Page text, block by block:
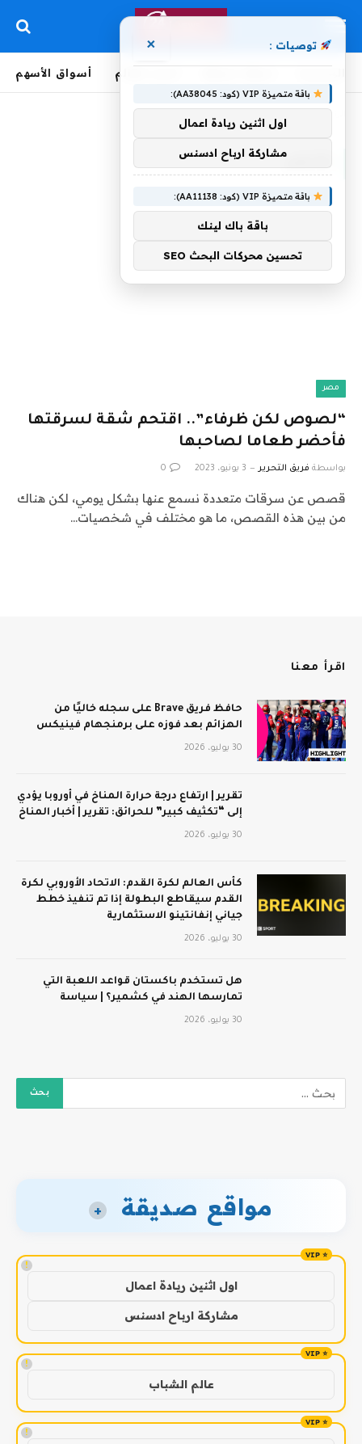
أخبار العالم أسواق الأسهم
فأحضر
مصر
“لصوص لكن ظرفاء”.. اقتحم شقة لسرقتها
فأحضر طعاما لصاحبها
بواسطة فريق التحرير 3 يونيو، 2023 0
قصص عن سرقات متعددة نسمع عنها بشكل يومي، لكن هناك
من بين هذه القصص، ما هو مختلف في شخصيات…
اقرأ معنا
حافظ فريق Brave على سجله خاليًا من
الهزائم بعد فوزه على برمنجهام فينيكس
30 يوليو، 2026
تقرير | ارتفاع درجة حرارة المناخ في أوروبا يؤدي
إلى “تكثيف كبير” للحرائق: تقرير | أخبار المناخ
30 يوليو، 2026
كأس العالم لكرة القدم: الاتحاد الأوروبي لكرة
القدم سيقاطع البطولة إذا تم تنفيذ خطط
جياني إنفانتينو الاستثمارية
30 يوليو، 2026
هل تستخدم باكستان قواعد اللعبة التي
تمارسها الهند في كشمير؟ | سياسة
30 يوليو، 2026
مواقع صديقة +
!
اول اثنين ريادة اعمال
مشاركة ارباح ادسنس
!
عالم الشباب
!
توصيات : ×
باقة متميزة VIP (كود: AA38045):
اول اثنين ريادة اعمال
مشاركة ارباح ادسنس
باقة متميزة VIP (كود: AA11138):
باقة باك لينك
تحسين محركات البحث SEO